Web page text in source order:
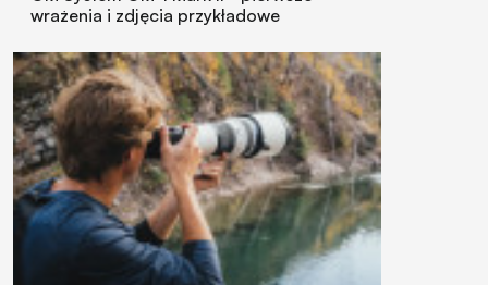
wrażenia i zdjęcia przykładowe